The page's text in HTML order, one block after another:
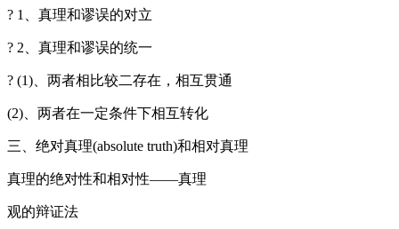
? 1、真理和谬误的对立
? 2、真理和谬误的统一
? (1)、两者相比较二存在，相互贯通
(2)、两者在一定条件下相互转化
三、绝对真理(absolute truth)和相对真理
真理的绝对性和相对性——真理
观的辩证法